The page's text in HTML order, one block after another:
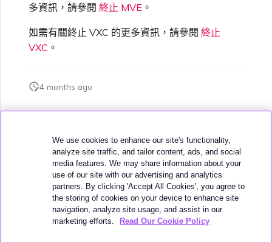
多資訊，請參閱 終止 MVE 。
如需有關終止 VXC 的更多資訊，請參閱 終止
VXC 。
4 months ago
下一頁
連線 MVE
We use cookies to enhance our site's functionality,
analyze site traffic, and tailor content, ads, and social
media features. We may share information about your
use of our site with our advertising and analytics
partners. By clicking 'Accept All Cookies', you agree to
the storing of cookies on your device to enhance site
navigation, analyze site usage, and assist in our
marketing efforts.
Read Our Cookie Policy